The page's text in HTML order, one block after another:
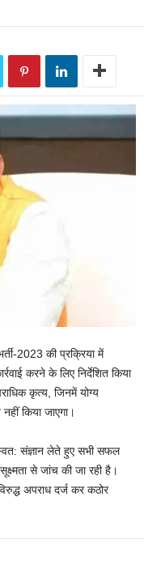
2023 की प्रक्रिया में
करने के लिए निर्देशित किया
कृत्य, जिनमें योग्य
किया जाएगा।
संज्ञान लेते हुए सभी सफल
से जांच की जा रही है।
अपराध दर्ज कर कठोर